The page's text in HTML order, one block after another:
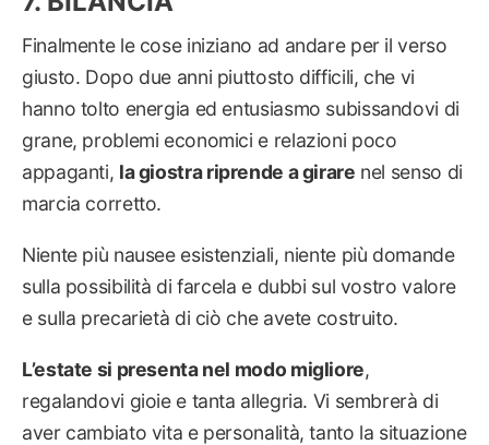
Finalmente le cose iniziano ad andare per il verso
giusto. Dopo due anni piuttosto difficili, che vi
hanno tolto energia ed entusiasmo subissandovi di
grane, problemi economici e relazioni poco
appaganti, la giostra riprende a girare nel senso di
marcia corretto.
Niente più nausee esistenziali, niente più domande
sulla possibilità di farcela e dubbi sul vostro valore
e sulla precarietà di ciò che avete costruito.
L’estate si presenta nel modo migliore,
regalandovi gioie e tanta allegria. Vi sembrerà di
aver cambiato vita e personalità, tanto la situazione